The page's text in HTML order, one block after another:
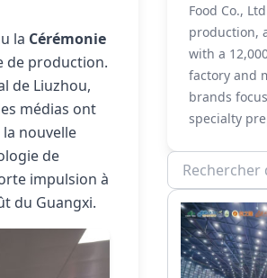
la Cérémonie
de production.
de Liuzhou,
médias ont
nouvelle
de
impulsion à
du Guangxi.
Food Co.,
production,
with a
factory and
brands
specialty